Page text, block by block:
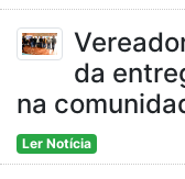
da
na
Ler Notícia